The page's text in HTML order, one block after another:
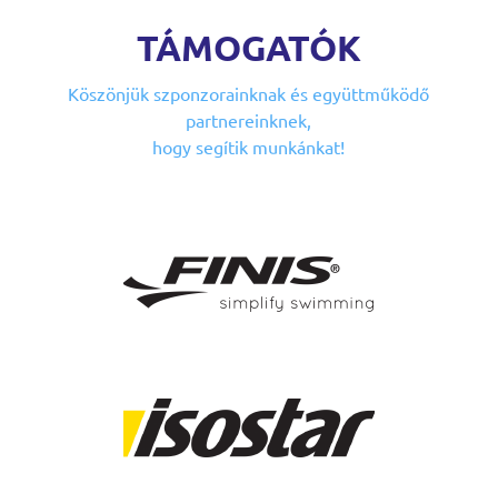
TÁMOGATÓK
Köszönjük szponzorainknakés együttműködő
partnereinknek,
hogy segítik munkánkat!